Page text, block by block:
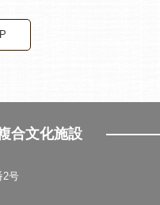
合文化施設
2号